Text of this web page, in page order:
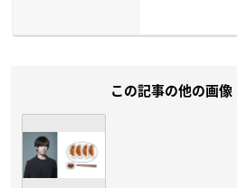
この記事の他の画像